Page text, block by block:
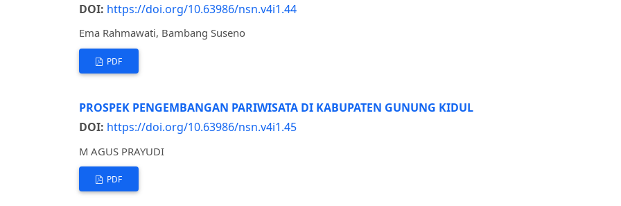
DOI: https://doi.org/10.63986/nsn.v4i1.44
Ema Rahmawati, Bambang Suseno
PDF
PROSPEK PENGEMBANGAN PARIWISATA DI KABUPATEN GUNUNG KIDUL
DOI: https://doi.org/10.63986/nsn.v4i1.45
M AGUS PRAYUDI
PDF